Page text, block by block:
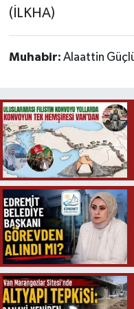
(İLKHA)
Muhabir: Alaattin